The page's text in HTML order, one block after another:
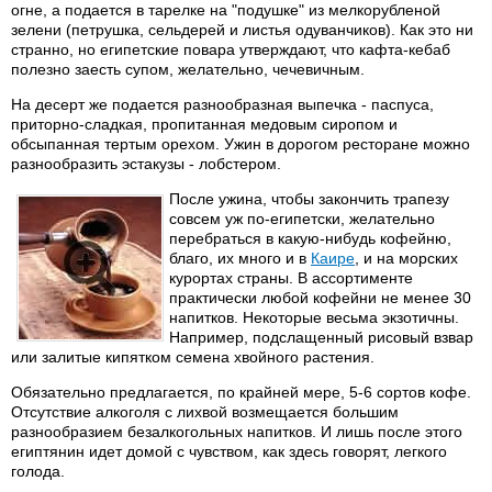
огне, а подается в тарелке на "подушке" из мелкорубленой
зелени (петрушка, сельдерей и листья одуванчиков). Как это ни
странно, но египетские повара утверждают, что кафта-кебаб
полезно заесть супом, желательно, чечевичным.
На десерт же подается разнообразная выпечка - паспуса,
приторно-сладкая, пропитанная медовым сиропом и
обсыпанная тертым орехом. Ужин в дорогом ресторане можно
разнообразить эстакузы - лобстером.
После ужина, чтобы закончить трапезу
совсем уж по-египетски, желательно
перебраться в какую-нибудь кофейню,
благо, их много и в Каире , и на морских
курортах страны. В ассортименте
практически любой кофейни не менее 30
напитков. Некоторые весьма экзотичны.
Например, подслащенный рисовый взвар
или залитые кипятком семена хвойного растения.
Обязательно предлагается, по крайней мере, 5-6 сортов кофе.
Отсутствие алкоголя с лихвой возмещается большим
разнообразием безалкогольных напитков. И лишь после этого
египтянин идет домой с чувством, как здесь говорят, легкого
голода.